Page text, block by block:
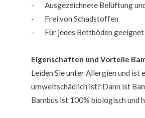
- Ausgezeichnete Belüftung
- Frei von Schadstoffen
- Für jedes Bettböden geeignet
Eigenschaften und Vorteile
Leiden Sie unter Allergien und
umweltschädlich ist? Dann ist
Bambus ist 100% biologisch und